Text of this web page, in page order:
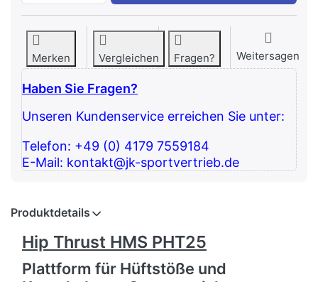
Merken Vergleichen Fragen? Weitersagen
Haben Sie Fragen?
Unseren Kundenservice erreichen Sie unter:
Telefon: +49 (0) 4179 7559184
E-Mail: kontakt@jk-sportvertrieb.de
Produktdetails
Hip Thrust HMS PHT25
Plattform für Hüftstöße und